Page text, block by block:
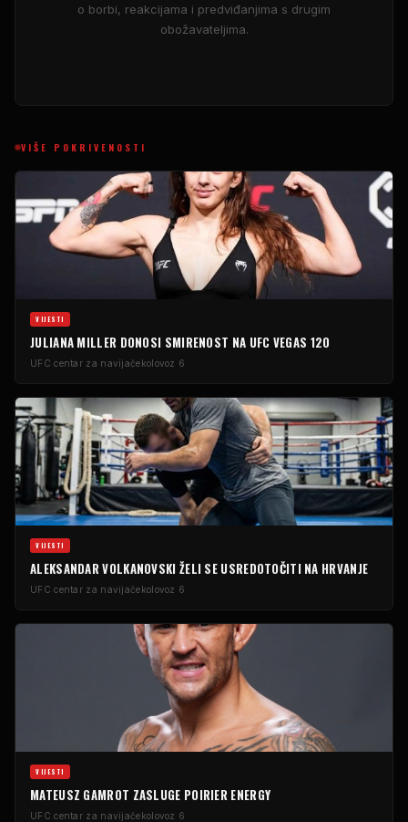
o borbi, reakcijama i predviđanjima s drugim
obožavateljima.
VIŠE POKRIVENOSTI
VIJESTI
JULIANA MILLER DONOSI SMIRENOST NA UFC VEGAS 120
UFC centar za navijačekolovoz 6
VIJESTI
ALEKSANDAR VOLKANOVSKI ŽELI SE USREDOTOČITI NA HRVANJE
UFC centar za navijačekolovoz 6
VIJESTI
MATEUSZ GAMROT ZASLUGE POIRIER ENERGY
UFC centar za navijačekolovoz 6